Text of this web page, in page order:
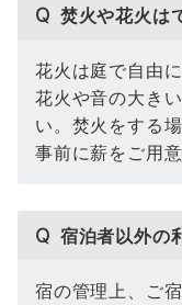
Q 焚火や花火は
花火は庭で自由
花火や音の大き
い。焚火をする
事前に薪をご用意
Q 宿泊者以外の
宿の管理上、ご